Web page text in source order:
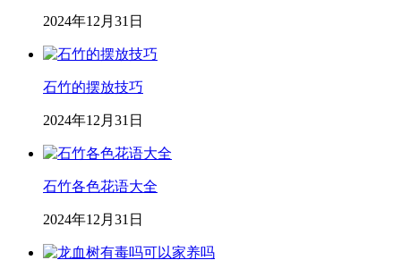
2024年12月31日
石竹的摆放技巧
2024年12月31日
石竹各色花语大全
2024年12月31日